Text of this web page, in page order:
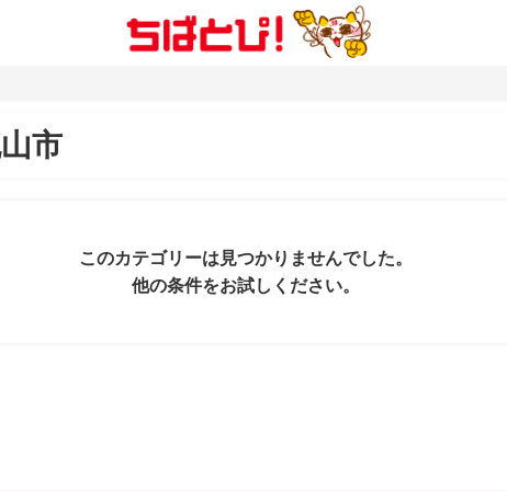
市
このカテゴリーは見つかりませんでした。
他の条件をお試しください。